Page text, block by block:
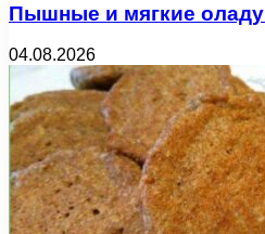
Пышные и мягкие
04.08.2026